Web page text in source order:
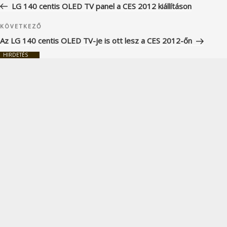
bejegyzés
LG 140 centis OLED TV panel a CES 2012 kiállításon
Következő
bejegyzés
KÖVETKEZŐ
Az LG 140 centis OLED TV-je is ott lesz a CES 2012-őn
HIRDETÉS